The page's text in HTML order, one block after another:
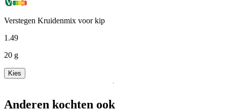
Verstegen Kruidenmix voor kip
1.49
20 g
Kies
Anderen kochten ook